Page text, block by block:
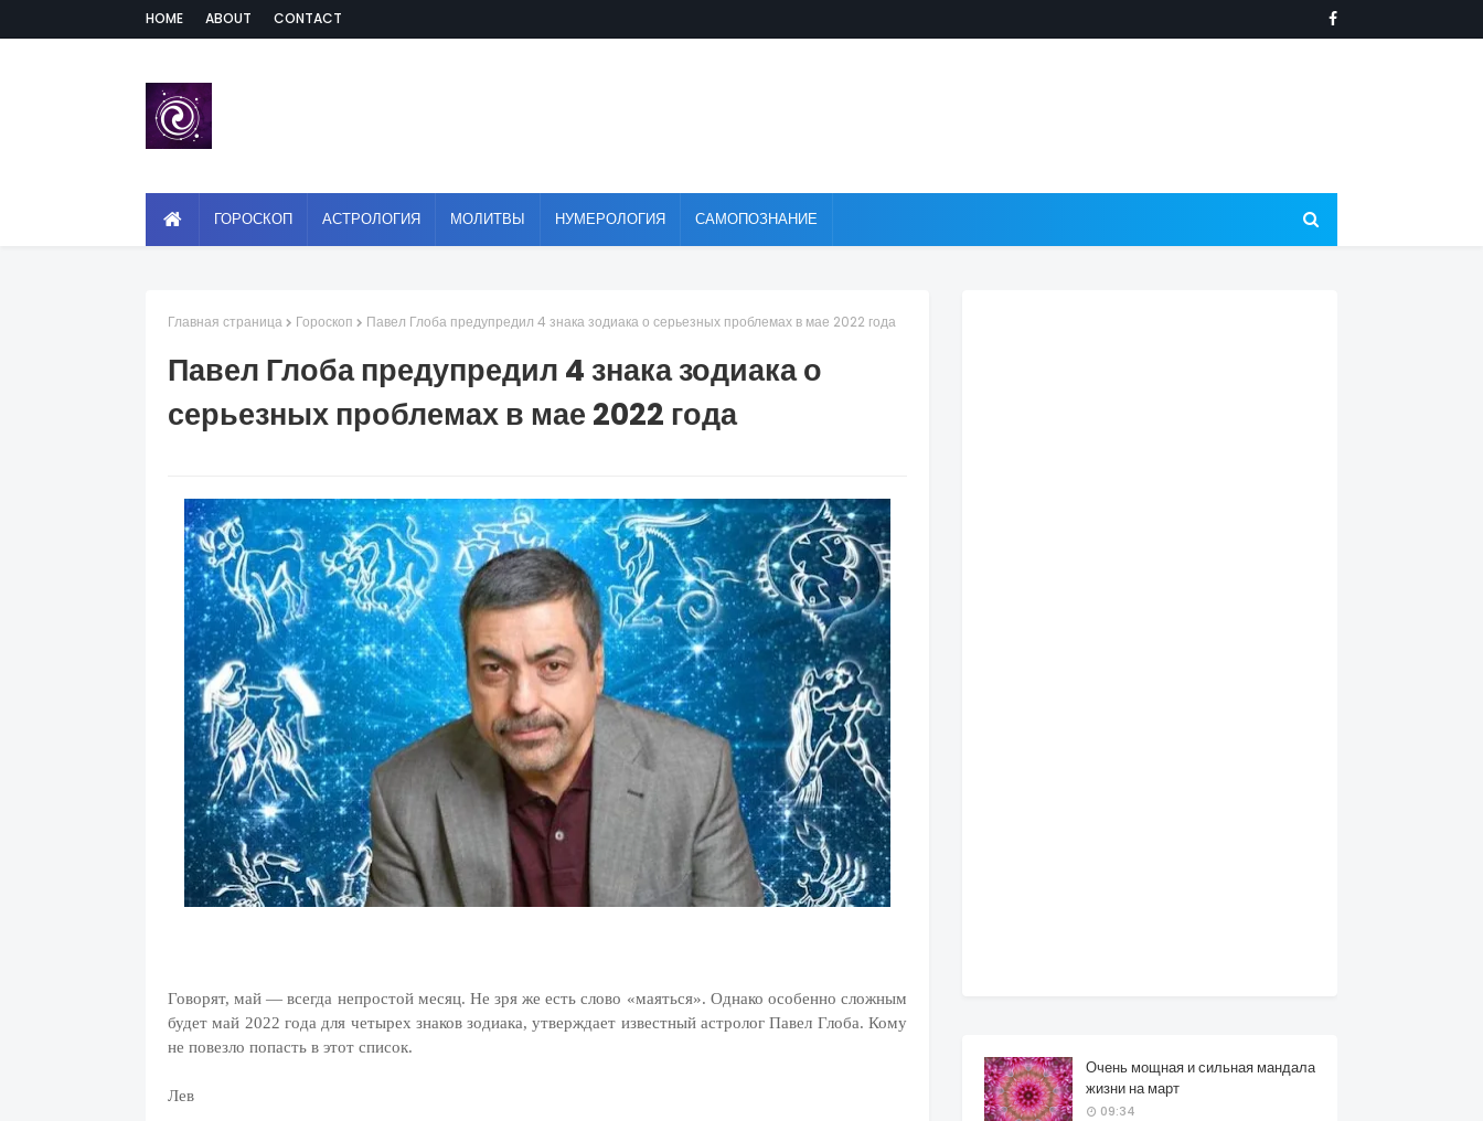
HOME ABOUT CONTACT
ГОРОСКОП АСТРОЛОГИЯ МОЛИТВЫ НУМЕРОЛОГИЯ САМОПОЗНАНИЕ
Главная страница Гороскоп Павел Глоба предупредил 4 знака зодиака о серьезных проблемах в мае 2022 года
Павел Глоба предупредил 4 знака зодиака о
серьезных проблемах в мае 2022 года
Говорят, май — всегда непростой месяц. Не зря же есть слово «маяться». Однако особенно сложным
будет май 2022 года для четырех знаков зодиака, утверждает известный астролог Павел Глоба. Кому
не повезло попасть в этот список.
Лев
Очень мощная и сильная мандала
жизни на март
09:34